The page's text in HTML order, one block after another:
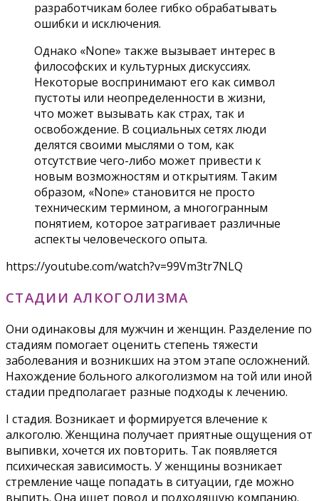
разработчикам более гибко обрабатывать
ошибки и исключения.
Однако «None» также вызывает интерес в
философских и культурных дискуссиях.
Некоторые воспринимают его как символ
пустоты или неопределенности в жизни,
что может вызывать как страх, так и
освобождение. В социальных сетях люди
делятся своими мыслями о том, как
отсутствие чего-либо может привести к
новым возможностям и открытиям. Таким
образом, «None» становится не просто
техническим термином, а многогранным
понятием, которое затрагивает различные
аспекты человеческого опыта.
https://youtube.com/watch?v=99Vm3tr7NLQ
СТАДИИ АЛКОГОЛИЗМА
Они одинаковы для мужчин и женщин. Разделение по
стадиям помогает оценить степень тяжести
заболевания и возникших на этом этапе осложнений.
Нахождение больного алкоголизмом на той или иной
стадии предполагает разные подходы к лечению.
I стадия. Возникает и формируется влечение к
алкоголю. Женщина получает приятные ощущения от
выпивки, хочется их повторить. Так появляется
психическая зависимость. У женщины возникает
стремление чаще попадать в ситуации, где можно
выпить. Она ищет повод и подходящую компанию.